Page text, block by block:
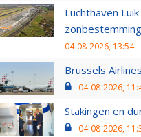
Luchthaven
04-08-2026, 13:54
Brussels
04-08-2026,
Stakingen en
04-08-2026,